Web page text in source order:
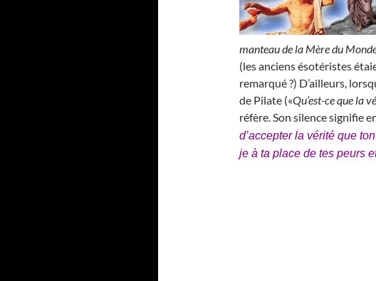
manteau de la Mère du
(les anciens ésotéristes
remarqué ?) D’ailleurs,
de Pilate («Qu’est-ce que la
réfère. Son silence signifie
d’accepter la vérité que
je à ta place de tes peurs